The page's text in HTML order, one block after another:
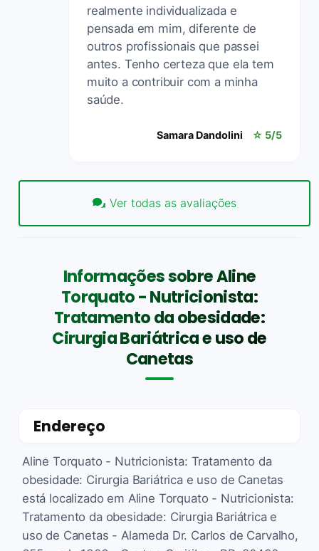
realmente individualizada e
pensada em mim, diferente de
outros profissionais que passei
antes. Tenho certeza que ela tem
muito a contribuir com a minha
saúde.
Samara Dandolini ☆ 5/5
Ver todas as avaliações
Informações sobre Aline
Torquato - Nutricionista:
Tratamento da obesidade:
Cirurgia Bariátrica e uso de
Canetas
Endereço
Aline Torquato - Nutricionista: Tratamento da
obesidade: Cirurgia Bariátrica e uso de Canetas
está localizado em Aline Torquato - Nutricionista:
Tratamento da obesidade: Cirurgia Bariátrica e
uso de Canetas - Alameda Dr. Carlos de Carvalho,